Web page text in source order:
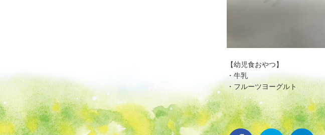
【幼児食おやつ】
・牛乳
・フルーツヨーグルト